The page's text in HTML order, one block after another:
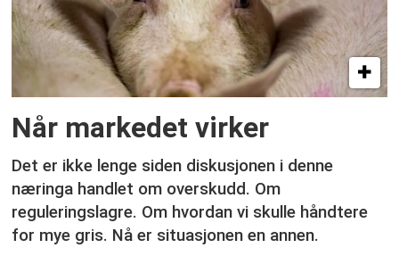
Når markedet virker
Det er ikke lenge siden diskusjonen i denne
næringa handlet om overskudd. Om
reguleringslagre. Om hvordan vi skulle håndtere
for mye gris. Nå er situasjonen en annen.